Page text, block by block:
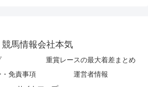
競馬情報会社本気
重賞レースの最大着差まとめ
免責事項
運営者情報